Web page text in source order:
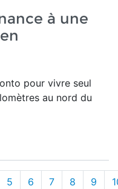
à une
pour vivre seul
au nord du
5 6 7 8 9